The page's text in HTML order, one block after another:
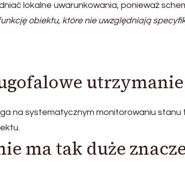
lokalne uwarunkowania, ponieważ
obiektu, które nie uwzględniają
na systematycznym monitorowaniu
ma tak duże